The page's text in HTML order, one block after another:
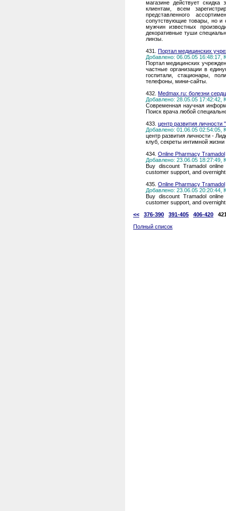
магазине действует
клиентам, всем
представленного
сопутствующие товары, но и
мужчин известных
декоративные туши
линзы.
431. Портал медицинских
Добавлено: 06.05.05 16:48:17,
Портал медицинских
частные организации в
госпитали, стационары,
телефоны, мини-сайты.
432. Medmax.ru: болезни
Добавлено: 28.05.05 17:42:42,
Современная научная
Поиск врача любой
433. центр развития личности
Добавлено: 01.06.05 02:54:05,
центр развития личности -
клуб, секреты интимной жизни
434. Online Pharmacy Tramadol
Добавлено: 23.06.05 18:27:49,
Buy discount Tramadol
customer support, and
435. Online Pharmacy Tramadol
Добавлено: 23.06.05 20:20:44,
Buy discount Tramadol
customer support, and
<<
376-390 391-405 406-420
Полный список